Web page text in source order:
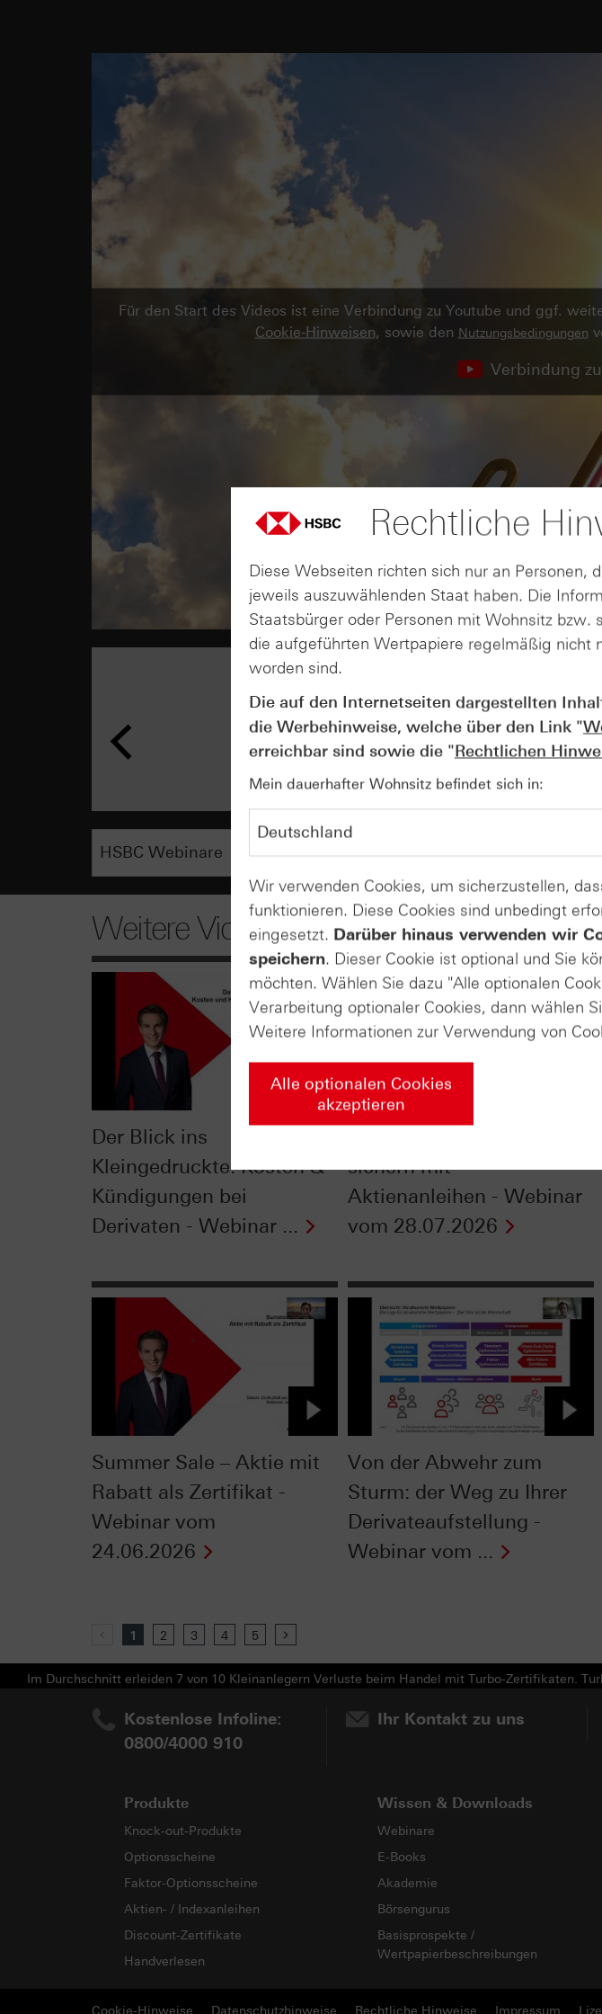
Für den Start des Videos ist eine Verbindung zu Youtube und ggf.
Cookie-Hinweisen, sowie den Nutzungsbedingungen
Verbindung
AUGUST
04
Der Blick
vom
Weitere Videos
Der Blick ins
Kleingedruckte: Kosten &
Kündigungen bei
Derivaten - Webinar ...
sichern mit
Aktienanleihen - Webinar
vom 28.07.2026
Summer Sale – Aktie mit
Rabatt als Zertifikat -
Webinar vom
24.06.2026
Von der Abwehr zum
Sturm: der Weg zu Ihrer
Derivateaufstellung -
Webinar vom ...
Previous
1 2 3 4 5
Im Durchschnitt erleiden 7 von 10 Kleinanlegern Verluste beim Handel mit Turbo-Zertifikaten.
Kostenlose Infoline:
0800/4000 910
Ihr Kontakt zu uns
Produkte
Knock-out-Produkte
Optionsscheine
Faktor-Optionsscheine
Aktien- / Indexanleihen
Discount-Zertifikate
Handverlesen
Wissen & Downloads
Webinare
E-Books
Akademie
Börsengurus
Basisprospekte /
Wertpapierbeschreibungen
Cookie-Hinweise Datenschutzhinweise Rechtliche Hinweise Impressum
Rechtliche
Diese Webseiten richten sich nur an Personen,
jeweils auszuwählenden Staat haben. Die
Staatsbürger oder Personen mit Wohnsitz
die aufgeführten Wertpapiere regelmäßig nicht
worden sind.
Die auf den Internetseiten dargestellten
die Werbehinweise, welche über den Link "
erreichbar sind sowie die "Rechtlichen
Mein dauerhafter Wohnsitz befindet sich in:
Wir verwenden Cookies, um sicherzustellen,
funktionieren. Diese Cookies sind unbedingt
eingesetzt. Darüber hinaus verwenden wir
speichern. Dieser Cookie ist optional und Sie
möchten. Wählen Sie dazu "Alle optionalen
Verarbeitung optionaler Cookies, dann wählen
Weitere Informationen zur Verwendung von
Alle optionalen Cookies
akzeptieren